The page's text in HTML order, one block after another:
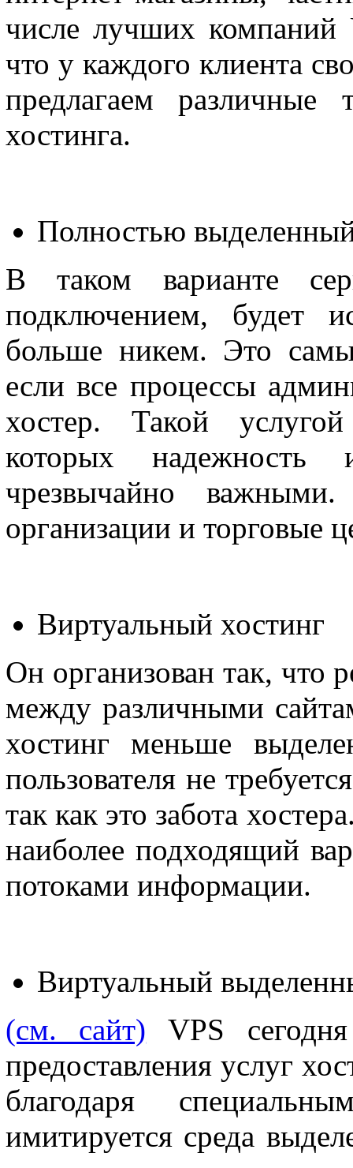
числе лучших компаний
что у каждого клиента
предлагаем
хостинга.
Полностью
В таком варианте
подключением, будет
больше никем. Это
если все процессы
хостер. Такой
которых надежность
чрезвычайно
организации и торговые
Виртуальный хостинг
Он организован так, что
между различными
хостинг меньше
пользователя не
так как это забота
наиболее подходящий
потоками информации.
Виртуальный
(см. сайт) VPS
предоставления услуг
благодаря
имитируется среда